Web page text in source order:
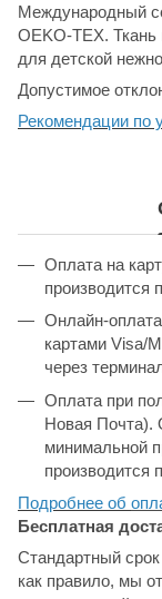
Международный
OEKO-TEX. Ткань
для детской
Допустимое
Рекомендации по
Оплата на
производится
Онлайн-
картами Visa/
через
Оплата при
Новая Почта).
минимальной
производится
Подробнее об
Бесплатная
Стандартный срок
как правило, мы